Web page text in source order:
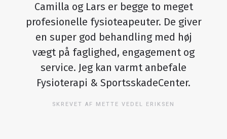
Camilla og Lars er begge to meget
profesionelle fysioteapeuter. De giver
en super god behandling med høj
vægt på faglighed, engagement og
service. Jeg kan varmt anbefale
Fysioterapi & SportsskadeCenter.
SKREVET AF METTE VEDEL ERIKSEN